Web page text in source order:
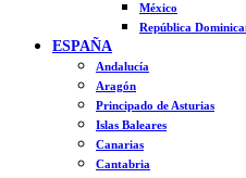
México
República
ESPAÑA
Andalucía
Aragón
Principado de Asturias
Islas Baleares
Canarias
Cantabria